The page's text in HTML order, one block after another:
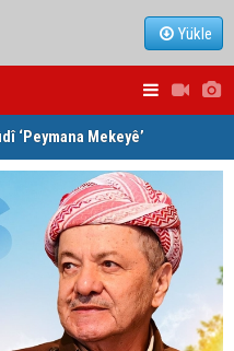
Yükle
‘Peymana Mekeyê’
girîng e û